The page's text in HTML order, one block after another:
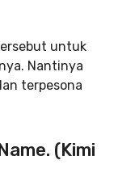
untuk
Nantinya
terpesona
(Kimi